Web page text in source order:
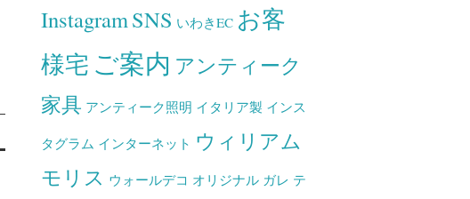
InstagramSNS いわきEC お客
様宅 ご案内 アンティーク
家具 アンティーク照明 イタリア製 インス
タグラム インターネット ウィリアム
モリス ウォールデコ オリジナル ガレ テ